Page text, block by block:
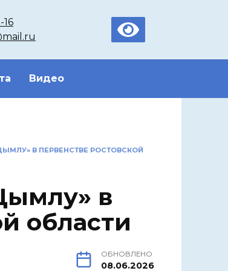
16
Видео
В ПЕРВЕНСТВЕ РОСТОВСКОЙ
в
области
ОБНОВЛЕНО
08.06.2026